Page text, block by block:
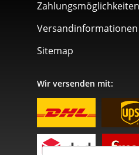
Zahlungsmöglichkeiten
Versandinformationen
Sitemap
Wir versenden mit: